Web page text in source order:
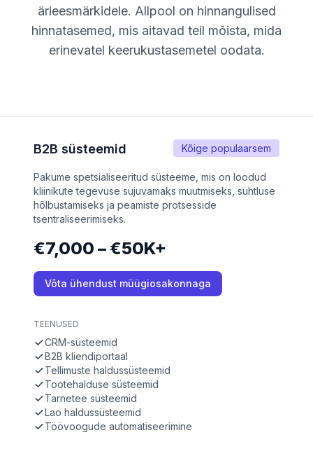
ärieesmärkidele. Allpool on hinnangulised
hinnatasemed, mis aitavad teil mõista, mida
erinevatel keerukustasemetel oodata.
Kõige populaarsem
B2B süsteemid
Pakume spetsialiseeritud süsteeme, mis on loodud
kliinikute tegevuse sujuvamaks muutmiseks, suhtluse
hõlbustamiseks ja peamiste protsesside
tsentraliseerimiseks.
€7,000 – €50K+
Võta ühendust müügiosakonnaga
TEENUSED
CRM-süsteemid
B2B kliendiportaal
Tellimuste haldussüsteemid
Tootehalduse süsteemid
Tarnetee süsteemid
Lao haldussüsteemid
Töövoogude automatiseerimine